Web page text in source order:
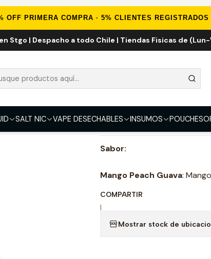
OFF PRIMERA COMPRA · 5% CLIENTES REGISTRADOS
Stgo | Despacho a todo Chile | Tiendas Fisicas de
SALT NIC VAPE DESECHABLES INSUMOS POUCHES
Mango Peach
0mg 3mg 6mg
Sabor:
Mango Peach Guava:
COMPARTIR
|
Mostrar stock de